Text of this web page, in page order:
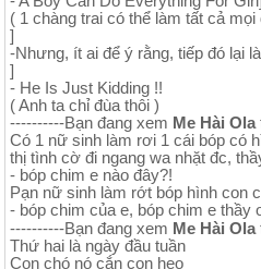
( 1 chàng trai có thể làm tất cả mọi
]
-Nhưng, ít ai để ý rằng, tiếp đó lại
]
- He Is Just Kidding !!
( Anh ta chỉ đùa thôi )
----------Bạn đang xem Me Hài Ola
Có 1 nữ sinh làm rơi 1 cái bóp có
thị tình cờ đi ngang wa nhặt đc,
- bóp chim e nào đây?!
Pạn nữ sinh làm rớt bóp hình con
- bóp chim của e, bóp chim e thầy
----------Bạn đang xem Me Hài Ola
Thứ hai là ngày đầu tuần
Con chó nó cắn con heo